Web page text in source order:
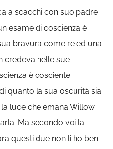
a scacchi con suo padre
esame di coscienza è
bravura come re ed una
credeva nelle sue
è cosciente
quanto la sua oscurità sia
luce che emana Willow.
Ma secondo voi la
questi due non li ho ben